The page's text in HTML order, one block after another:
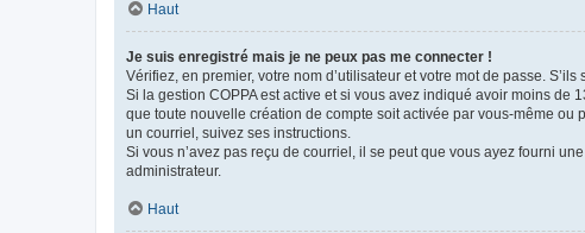
Haut
Je suis enregistré mais je ne peux pas me connecter !
Vérifiez, en premier, votre nom d’utilisateur et votre mot de passe.
Si la gestion COPPA est active et si vous avez indiqué avoir moins
que toute nouvelle création de compte soit activée par vous-même ou
un courriel, suivez ses instructions.
Si vous n’avez pas reçu de courriel, il se peut que vous ayez fourni
administrateur.
Haut